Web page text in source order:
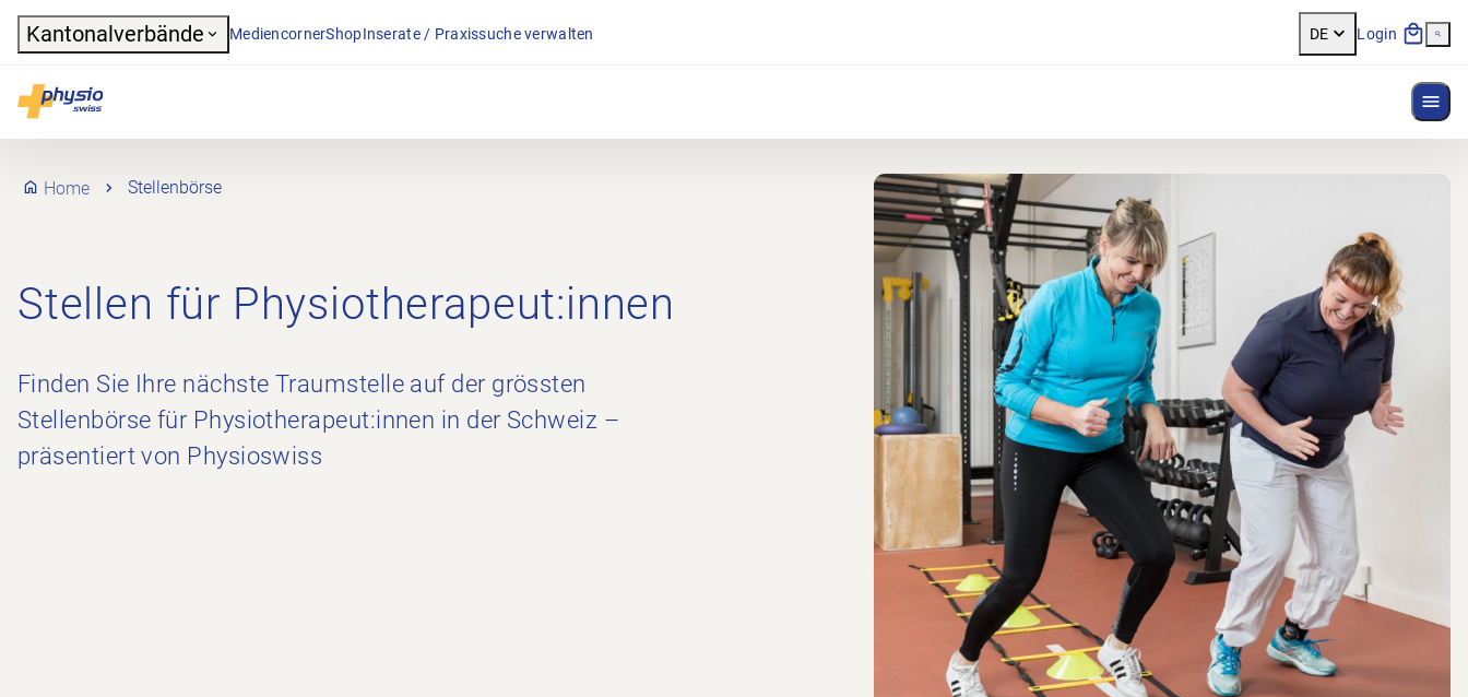
Header
Kantonalverbände MediencornerShopInserate / Praxissuche verwalten DE Login
Physioswiss
Hauptnavigation
Home Stellenbörse
Stellen für Physiotherapeut:innen
Finden Sie Ihre nächste Traumstelle auf der grössten
Stellenbörse für Physiotherapeut:innen in der Schweiz –
präsentiert von Physioswiss